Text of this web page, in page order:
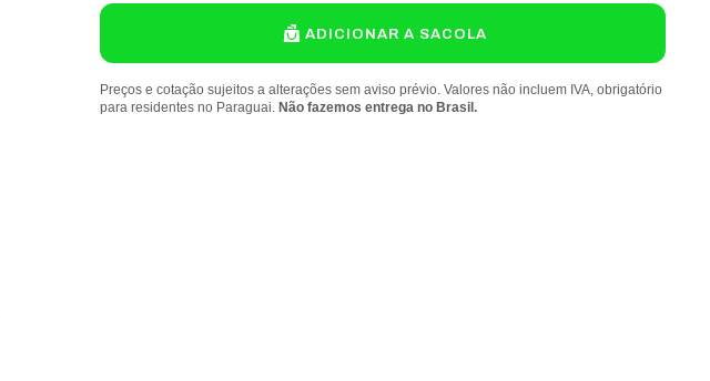
ADICIONAR A SACOLA
Preços e cotação sujeitos a alterações sem aviso prévio. Valores não incluem IVA, obrigatório
para residentes no Paraguai. Não fazemos entrega no Brasil.